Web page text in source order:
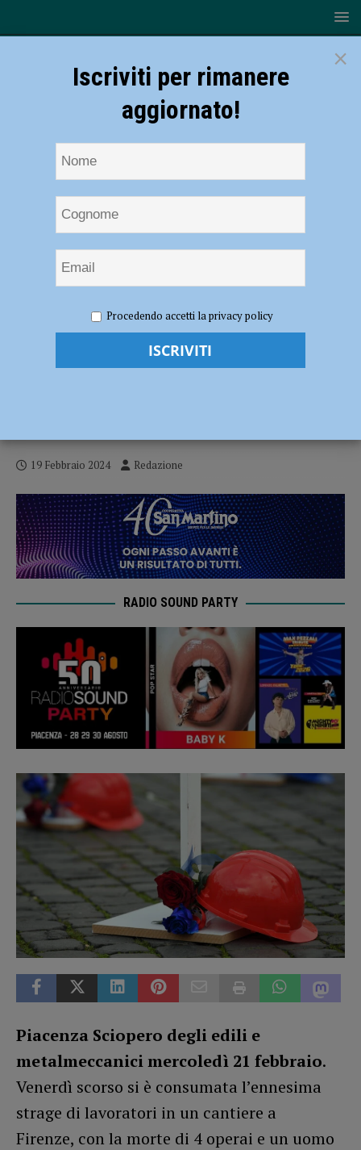
edili e metalmeccanici mercoledì 21 febbraio, contro le morti sul
lavoro.Presidio davanti alla Prefettura
Piacenza sciopero edili e metalmeccanici
19 Febbraio 2024 Redazione
RADIO SOUND PARTY
Piacenza Sciopero degli edili e
metalmeccanici mercoledì 21 febbraio.
Venerdì scorso si è consumata l’ennesima
strage di lavoratori in un cantiere a
Firenze, con la morte di 4 operai e un uomo
×
Iscriviti per rimanere
aggiornato!
Procedendo accetti la privacy policy